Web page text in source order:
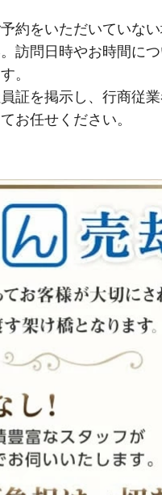
約をいただいていな
訪問日時やお時間に
。
証を掲示し、行商従
お任せください。